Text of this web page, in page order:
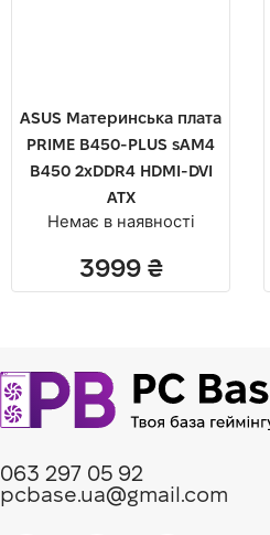
ASUS Материнcька плата
PRIME B450-PLUS sAM4
B450 2xDDR4 HDMI-DVI
ATX
Немає в наявності
3999 ₴
063 297 05 92
pcbase.ua@gmail.com